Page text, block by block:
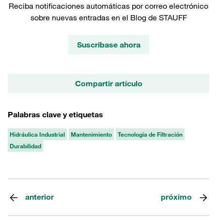
Reciba notificaciones automáticas por correo electrónico
sobre nuevas entradas en el Blog de STAUFF
Suscríbase ahora
Compartir artículo
Palabras clave y etiquetas
Hidráulica Industrial Mantenimiento
Tecnología de Filtración
Durabilidad
anterior próximo